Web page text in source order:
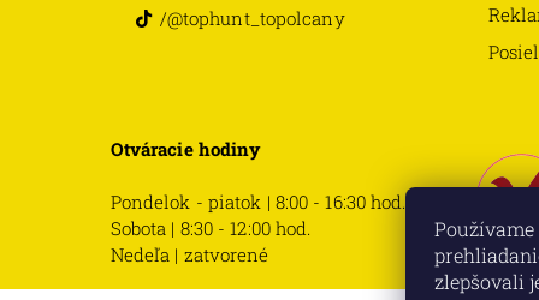
/@tophunt_topolcany
Otváracie hodiny
Pondelok - piatok | 8:00 - 16:30 hod.
Sobota | 8:30 - 12:00 hod.
Nedeľa | zatvorené
zlepšovali